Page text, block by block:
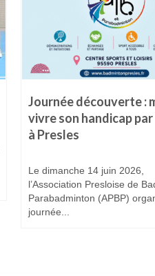
Journée découverte :
vivre son handicap
à Presles
Le dimanche 14 juin 2026,
l’Association Presloise de
Parabadminton (APBP)
journée...